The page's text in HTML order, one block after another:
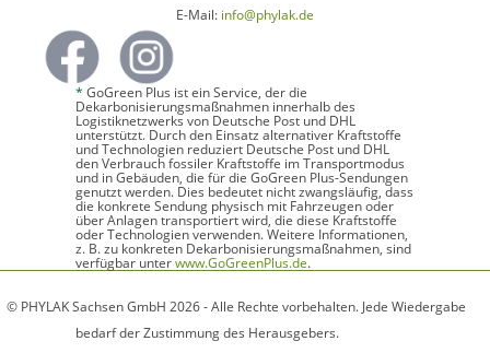
E-Mail: info@phylak.de
* GoGreen Plus ist ein Service, der die
Dekarbonisierungsmaßnahmen innerhalb des
Logistiknetzwerks von Deutsche Post und DHL
unterstützt. Durch den Einsatz alternativer Kraftstoffe
und Technologien reduziert Deutsche Post und DHL
den Verbrauch fossiler Kraftstoffe im Transportmodus
und in Gebäuden, die für die GoGreen Plus-Sendungen
genutzt werden. Dies bedeutet nicht zwangsläufig, dass
die konkrete Sendung physisch mit Fahrzeugen oder
über Anlagen transportiert wird, die diese Kraftstoffe
oder Technologien verwenden. Weitere Informationen,
z. B. zu konkreten Dekarbonisierungsmaßnahmen, sind
verfügbar unterwww.GoGreenPlus.de.
© PHYLAK Sachsen GmbH 2026 - Alle Rechte vorbehalten. Jede Wiedergabe
bedarf der Zustimmung des Herausgebers.